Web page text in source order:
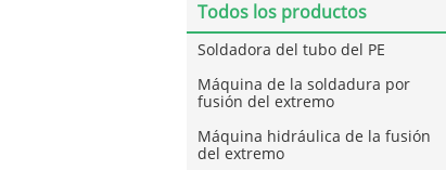
Todos los productos
Soldadora del tubo del PE
Máquina de la soldadura por
fusión del extremo
Máquina hidráulica de la fusión
del extremo